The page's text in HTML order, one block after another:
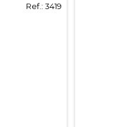
Ref.: 3419